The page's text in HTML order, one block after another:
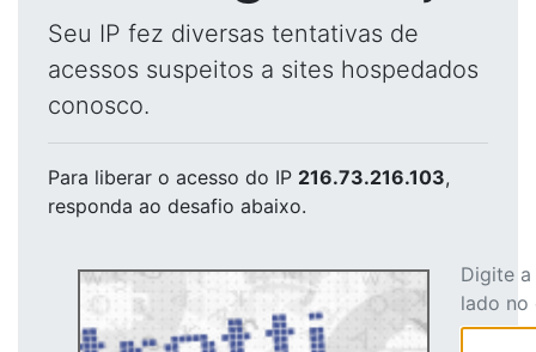
Seu IP fez diversas tentativas de
acessos suspeitos a sites hospedados
conosco.
Para liberar o acesso do IP 216.73.216.103,
responda ao desafio abaixo.
Digite
lado no